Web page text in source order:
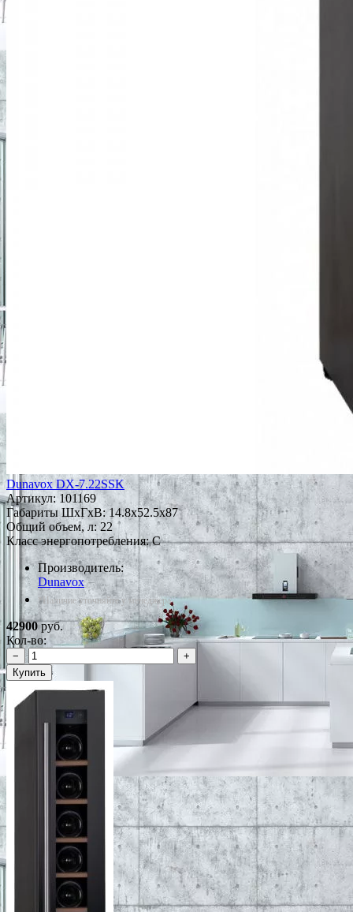
Dunavox DX-7.22SSK
Артикул: 101169
Габариты ШxГxВ: 14.8x52.5x87
Общий объем, л: 22
Класс энергопотребления: C
Производитель:
Dunavox
*Наличие уточняйте у менеджера
42900руб.
Кол-во:
−
+
Купить